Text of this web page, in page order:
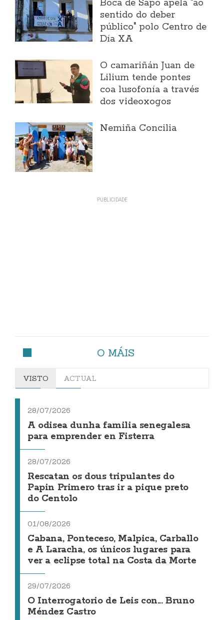
Boca de Sapo apela "ao
sentido do deber
público" polo Centro de
Día XA
O camariñán Juan de
Lilium tende pontes
coa lusofonía a través
dos videoxogos
Nemiña Concilia
O MÁIS
VISTO ACTUAL
28/07/2026
A odisea dunha familia senegalesa
para emprender en Fisterra
28/07/2026
Rescatan os dous tripulantes do
Papin Primero tras ir a pique preto
do Centolo
01/08/2026
Cabana, Ponteceso, Malpica, Carballo
e A Laracha, os únicos lugares para
ver a eclipse total na Costa da Morte
29/07/2026
O Interrogatorio de Leis con... Bruno
Méndez Castro